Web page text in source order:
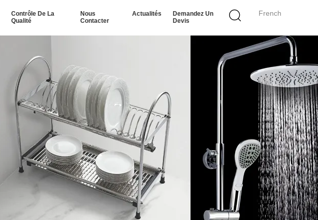
French
Contrôle De La
Qualité
Nous
Contacter
Actualités
Demandez Un
Devis